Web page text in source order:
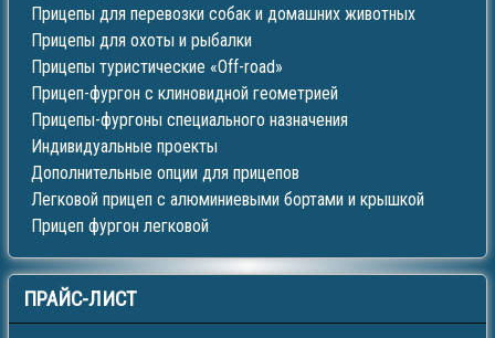
Прицепы для перевозки собак и домашних животных
Прицепы для охоты и рыбалки
Прицепы туристические «Off-road»
Прицеп-фургон с клиновидной геометрией
Прицепы-фургоны специального назначения
Индивидуальные проекты
Дополнительные опции для прицепов
Легковой прицеп с алюминиевыми бортами и крышкой
Прицеп фургон легковой
ПРАЙС-ЛИСТ